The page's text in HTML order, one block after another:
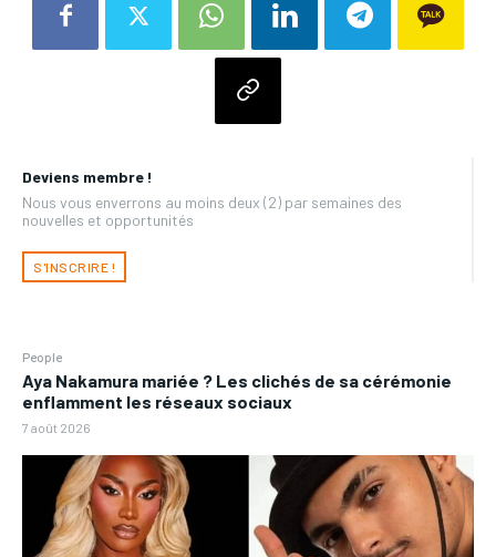
Deviens membre !
Nous vous enverrons au moins deux (2) par semaines des
nouvelles et opportunités
S'INSCRIRE !
People
Aya Nakamura mariée ? Les clichés de sa cérémonie
enflamment les réseaux sociaux
7 août 2026